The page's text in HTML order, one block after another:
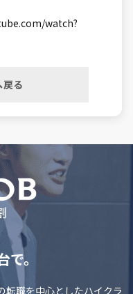
watch?
る
。
転職を中心としたハイクラ